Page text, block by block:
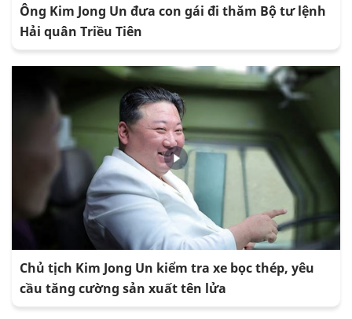
Ông Kim Jong Un đưa con gái đi thăm Bộ tư lệnh
Hải quân Triều Tiên
Chủ tịch Kim Jong Un kiểm tra xe bọc thép, yêu
cầu tăng cường sản xuất tên lửa